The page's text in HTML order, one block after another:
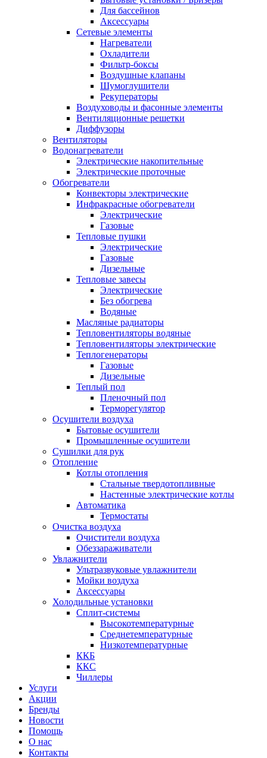
Для бассейнов
Аксессуары
Сетевые элементы
Нагреватели
Охладители
Фильтр-боксы
Воздушные клапаны
Шумоглушители
Рекуператоры
Воздуховоды и фасонные элементы
Вентиляционные решетки
Диффузоры
Вентиляторы
Водонагреватели
Электрические накопительные
Электрические проточные
Обогреватели
Конвекторы электрические
Инфракрасные обогреватели
Электрические
Газовые
Тепловые пушки
Электрические
Газовые
Дизельные
Тепловые завесы
Электрические
Без обогрева
Водяные
Масляные радиаторы
Тепловентиляторы водяные
Тепловентиляторы электрические
Теплогенераторы
Газовые
Дизельные
Теплый пол
Пленочный пол
Терморегулятор
Осушители воздуха
Бытовые осушители
Промышленные осушители
Сушилки для рук
Отопление
Котлы отопления
Стальные твердотопливные
Настенные электрические котлы
Автоматика
Термостаты
Очистка воздуха
Очистители воздуха
Обеззараживатели
Увлажнители
Ультразвуковые увлажнители
Мойки воздуха
Аксессуары
Холодильные установки
Сплит-системы
Высокотемпературные
Среднетемпературные
Низкотемпературные
ККБ
ККС
Чиллеры
Услуги
Акции
Бренды
Новости
Помощь
О нас
Контакты